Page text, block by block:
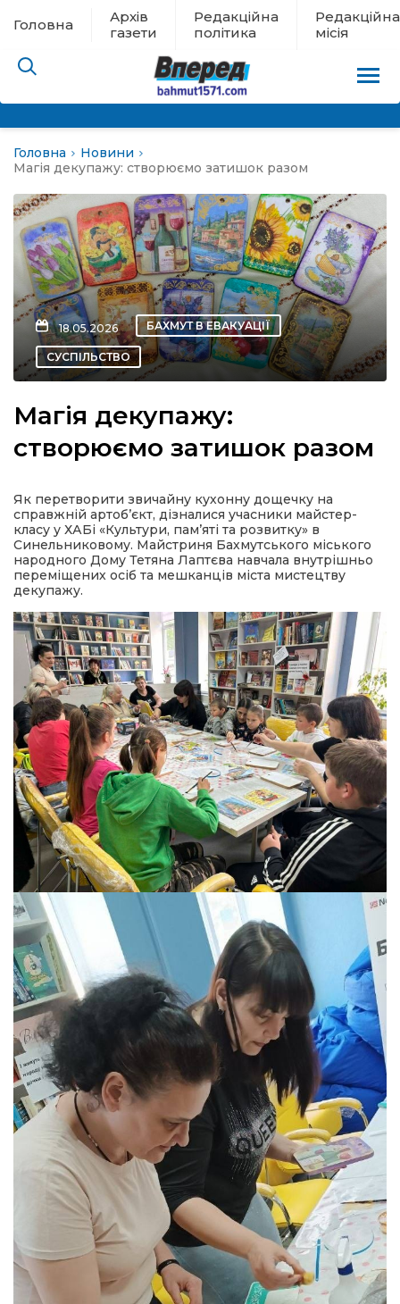
Головна
Архів
газети
Редакційна
політика
Редакційна
місія
евакуації
новини
політика
місія
Головна
Новини
Магія декупажу: створюємо затишок разом
18.05.2026 БАХМУТ В ЕВАКУАЦІЇ
СУСПІЛЬСТВО
Магія декупажу:
створюємо затишок разом
Як перетворити звичайну кухонну дощечку на
справжній артоб’єкт, дізналися учасники майстер-
класу у ХАБі «Культури, пам’яті та розвитку» в
Синельниковому. Майстриня Бахмутського міського
народного Дому Тетяна Лаптєва навчала внутрішньо
переміщених осіб та мешканців міста мистецтву
декупажу.